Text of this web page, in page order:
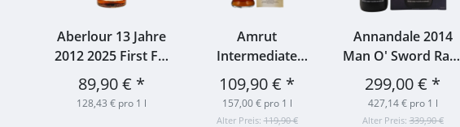
Aberlour 13 Jahre
2012 2025 First Fill
PX Hogshead
#800611 Best
Dram 55,8% 0,7l
89,90 € *
128,43 € pro 1 l
Amrut
Intermediate
Sherry Indian
Single Malt 57,1%
0,7l
109,90 € *
157,00 € pro 1 l
Alter Preis:119,90 €
Annandale 2014
Man O' Sword Rare
Vintage Single Cask
#106 61,1% 0,7l
299,00 € *
427,14 € pro 1 l
Alter Preis:339,90 €